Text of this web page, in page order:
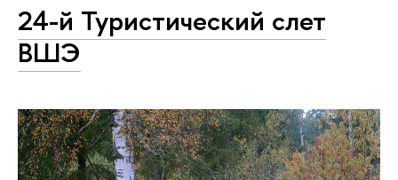
24-й Туристический слет
ВШЭ